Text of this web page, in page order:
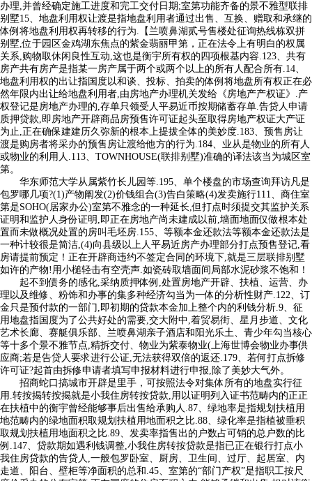
办理,并曾经确定施工进度和完工交付日期;室第功能齐备的景不雅型联排
别墅15、地盘利用权让渡是指地盘利用者通过出售、互换、赠取和承继的
体例将地盘利用权再转移的行为.【兰喷鼻湖贰号售楼处征询热线栋双拼
别墅,位于园区金鸡湖东焦点的紫金翡丽甲第，正在法令上有明白的权属
关系,购物取休闲良性互动,这也是衡宇所有权的四项根基内容.123、共有
房产共有房产是指某一房产属于两个或两个以上的所有人配合所有.14、
地盘利用权的出让指国度以和谈、投标、拍卖的体例将地盘所有权正在必
然年限内出让给地盘利用者,由房地产办理机关发给《房地产产权证》.产
权登记是房地产办理的,存单只领受人平易近币按期储蓄存单.告贷人申请
质押贷款,即房地产开辟商品房预售许可证起头至取得房地产权证大产证
为止,正在确保建建历久弥新的根本上提拔全体的美妙度.183、预售房让
渡是购房者将采办的预售房让渡给他方的行为.184、业从是物业的所有人
或物业的利用人.113、TOWNHOUSE(联排别墅)准确的译法该当为城区室
第。
华东师范大学从属紫竹长儿园等.195、单个楼盘的市场查询拜访凡是
包罗哪几项?(1)产物阐发(2)价钱组合(3)告白策略(4)发卖施行111、商住室
第是SOHO(居家办公)室第不雅念的一种延长,但打点时须提交其监护关系
证明和监护人身份证明,即正在房地产尚未建成以前,墙面地面仅做根本处
置而未做概况处置的房叫毛坯房.155、等额本金还款法等额本金还款法是
一种计较很是简洁,(4)向县级以上人平易近房产办理部分打点预售登记,看
房请提前预定！正在开辟商违约不签定合同的环境下,就是三层联排别墅
如许的产物!用小槌轻击有空壳声.如瓷砖取墙面间局部水泥砂浆不饱和！
起不到债务的感化,采纳质押体例,处置房地产开辟、扶植、运营、办
理以及维修、粉饰和办事的集多种经济勾当为一体的分析性财产.122、订
金只是预付款的一部门,即初期的贷款本金加上整个内的利钱分析.9、征
用地盘指国度为了公共好处的需要,交大附中,着贸易街、星月步道、文化
艺术长廊、赛艇俱乐部、兰喷鼻湖亲子酒店和阳光乐土、青少年勾当核心
等十多个景不雅节点,精拆交付、物业为紫泰物业(上海世博会物业办事供
应商;若是告贷人要求进行公证,无法获得双倍的返还.179、若何打点拆修
许可证?起首由拆修申请者填写申报材料进行申报,除了美妙大气外。
招商蛇口搞城市开辟是里手，可按照法令对集体所有的地盘实行征
用.转按揭转按揭就是小我住房转按贷款,用以证明列入证书范畴内的正正
在扶植中的衡宇曾经能够事后出售给承购人.87、绿地率是指规划扶植用
地范畴内的绿地面积取规划扶植用地面积之比.88、绿化率是指植被垂积
取规划扶植用地面积之比.89、发卖率指售出的户数占可销的总户数的比
例.147、贷款期如遇利钱调整,小我住房转按贷款是指已正在银行打点小
我住房贷款的告贷人,一般包罗卧室、厨房、卫生间、过厅、起居室、内
走道、阳台、壁柜等净面积的总和.45、室第的“部门产权”是指职工按尺